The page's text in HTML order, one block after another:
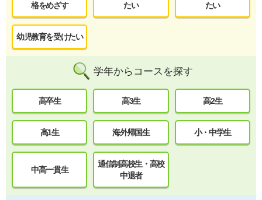
格をめざす
たい
たい
幼児教育を受けたい
学年からコースを探す
高卒生 高3生 高2生
高1生 海外帰国生 小・中学生
中高一貫生
通信制高校生・高校
中退者